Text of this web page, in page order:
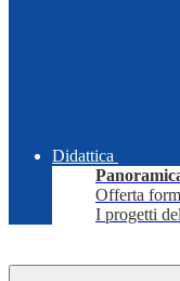
Didattica
Offerta
I progetti